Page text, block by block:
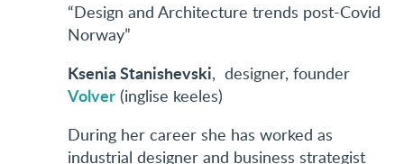
“Design and Architecture trends post-Covid
Norway”
Ksenia Stanishevski, designer, founder
Volver (inglise keeles)
During her career she has worked as
industrial designer and business strategist